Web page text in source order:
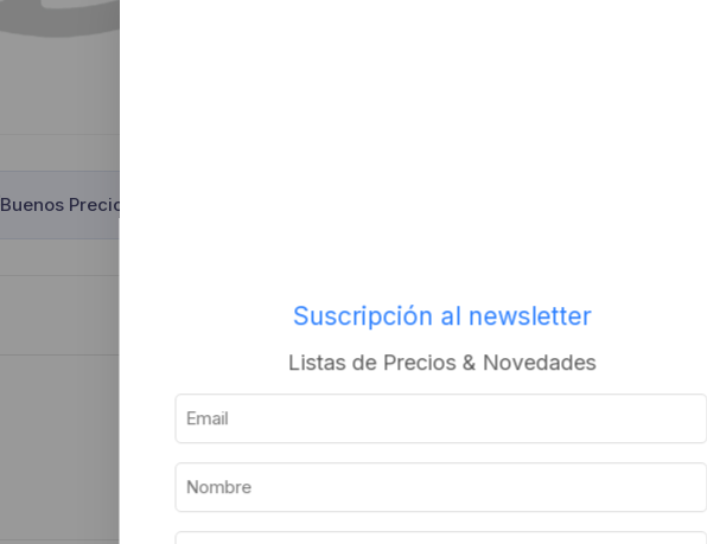
Buenos Precios
Descripción Información adicional
Suscripción al newsletter
Listas de Precios & Novedades